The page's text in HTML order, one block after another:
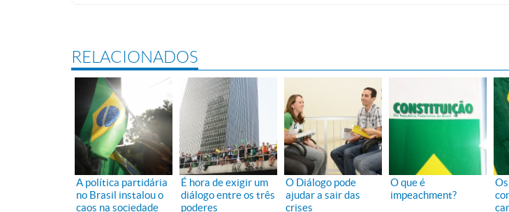
RELACIONADOS
A política partidária
no Brasil instalou o
caos na sociedade
É hora de exigir um
diálogo entre os três
poderes
O Diálogo pode
ajudar a sair das
crises
O que é
impeachment?